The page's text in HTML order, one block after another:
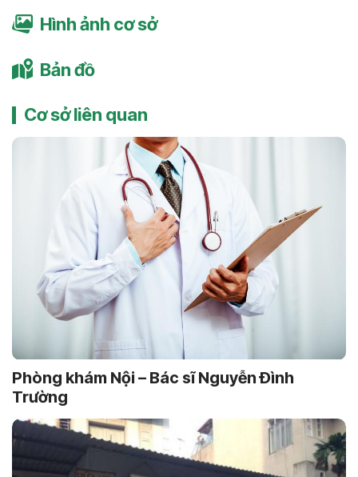
Hình ảnh cơ sở
Bản đồ
Cơ sở liên quan
Phòng khám Nội – Bác sĩ Nguyễn Ðình
Trường